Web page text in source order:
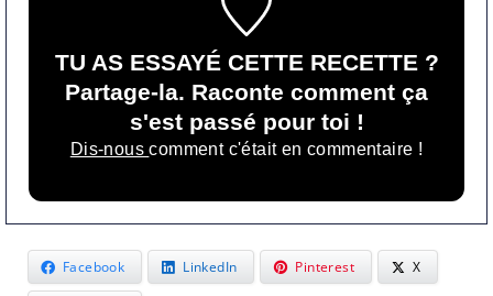
TU AS ESSAYÉ CETTE RECETTE ?
Partage-la. Raconte comment ça
s'est passé pour toi !
Dis-nouscomment c'était en commentaire !
Facebook LinkedIn Pinterest X